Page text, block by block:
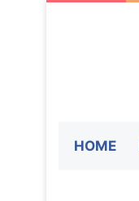
HOME